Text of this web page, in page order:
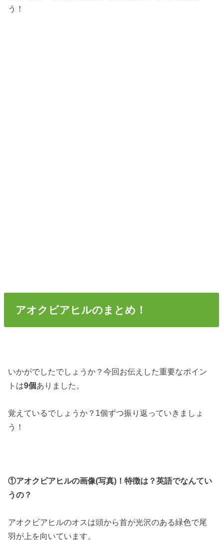
う！
アオクビアヒルのまとめ！
いかがでしたでしょうか？今回お伝えした重要なポイン
トは9個ありました。
覚えているでしょうか？1個ずつ振り返っていきましょ
う！
①アオクビアヒルの画像(写真)！特徴は？英語でなんてい
うの？
アオクビアヒルのオスは頭から首が光沢のある緑色で尾
羽が上を向いています。